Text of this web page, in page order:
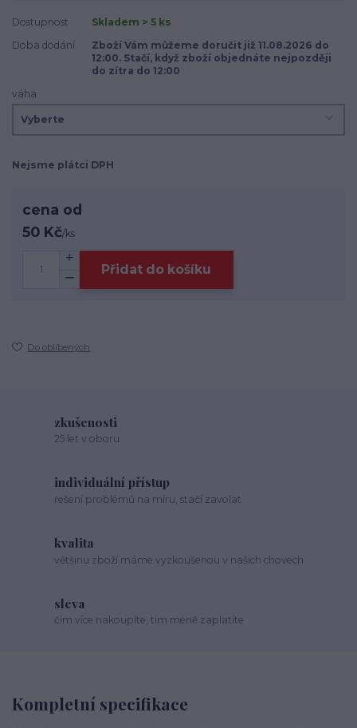
Dostupnost
Skladem > 5 ks
Doba dodání
Zboží Vám můžeme doručit již 11.08.2026 do
12:00. Stačí, když zboží objednáte nejpozději
do zítra do 12:00
váha
Nejsme plátci DPH
cena od
50 Kč/ks
Přidat do košíku
Do oblíbených
zkušenosti
25 let v oboru
individuální přístup
řešení problémů na míru, stačí zavolat
kvalita
většinu zboží máme vyzkoušenou v našich chovech
sleva
čím více nakoupíte, tím méně zaplatíte
Kompletní specifikace